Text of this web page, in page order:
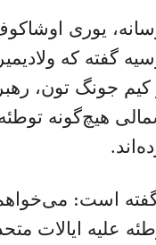
یوری
گفته که
جونگ تون،
هیچ‌گونه
است:
علیه ایالات